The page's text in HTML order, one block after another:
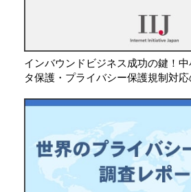
インバウンドビジネス成功の鍵！
タ保護・プライバシー保護規制対応